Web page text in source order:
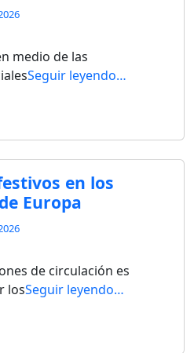
medio de las
Seguir leyendo…
en los
Europa
de circulación es
losSeguir leyendo…